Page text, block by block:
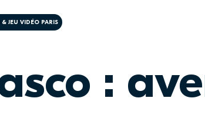
JEU VIDÉO PARIS
: